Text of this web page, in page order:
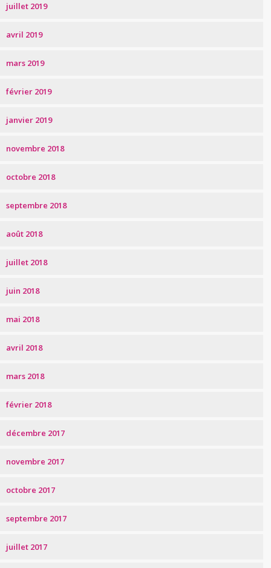
juillet 2019
avril 2019
mars 2019
février 2019
janvier 2019
novembre 2018
octobre 2018
septembre 2018
août 2018
juillet 2018
juin 2018
mai 2018
avril 2018
mars 2018
février 2018
décembre 2017
novembre 2017
octobre 2017
septembre 2017
juillet 2017